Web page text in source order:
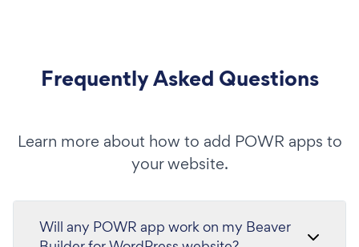
Frequently Asked Questions
Learn more about how to add POWR apps to
your website.
Will any POWR app work on my Beaver